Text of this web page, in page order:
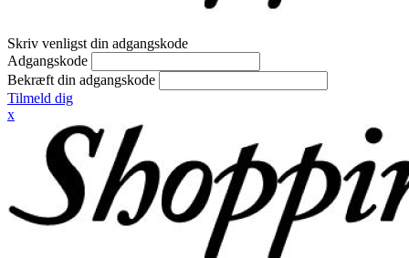
Skriv venligst din adgangskode
Adgangskode
Bekræft din adgangskode
Tilmeld dig
x